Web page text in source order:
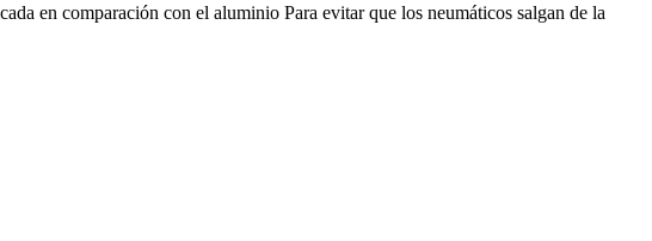
en comparación con el aluminio Para evitar que los neumáticos salgan de la